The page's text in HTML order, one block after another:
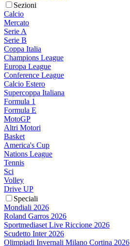
Sezioni
Calcio
Mercato
Serie A
Serie B
Coppa Italia
Champions League
Europa League
Conference League
Calcio Estero
Supercoppa Italiana
Formula 1
Formula E
MotoGP
Altri Motori
Basket
America's Cup
Nations League
Tennis
Sci
Volley
Drive UP
Speciali
Mondiali 2026
Roland Garros 2026
Sportmediaset Live Riccione 2026
Scudetto Inter 2026
Olimpiadi Invernali Milano Cortina 2026